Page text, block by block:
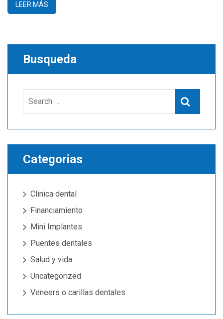
LEER MÁS
Busqueda
Search
Categorias
Clinica dental
Financiamiento
Mini Implantes
Puentes dentales
Salud y vida
Uncategorized
Veneers o carillas dentales